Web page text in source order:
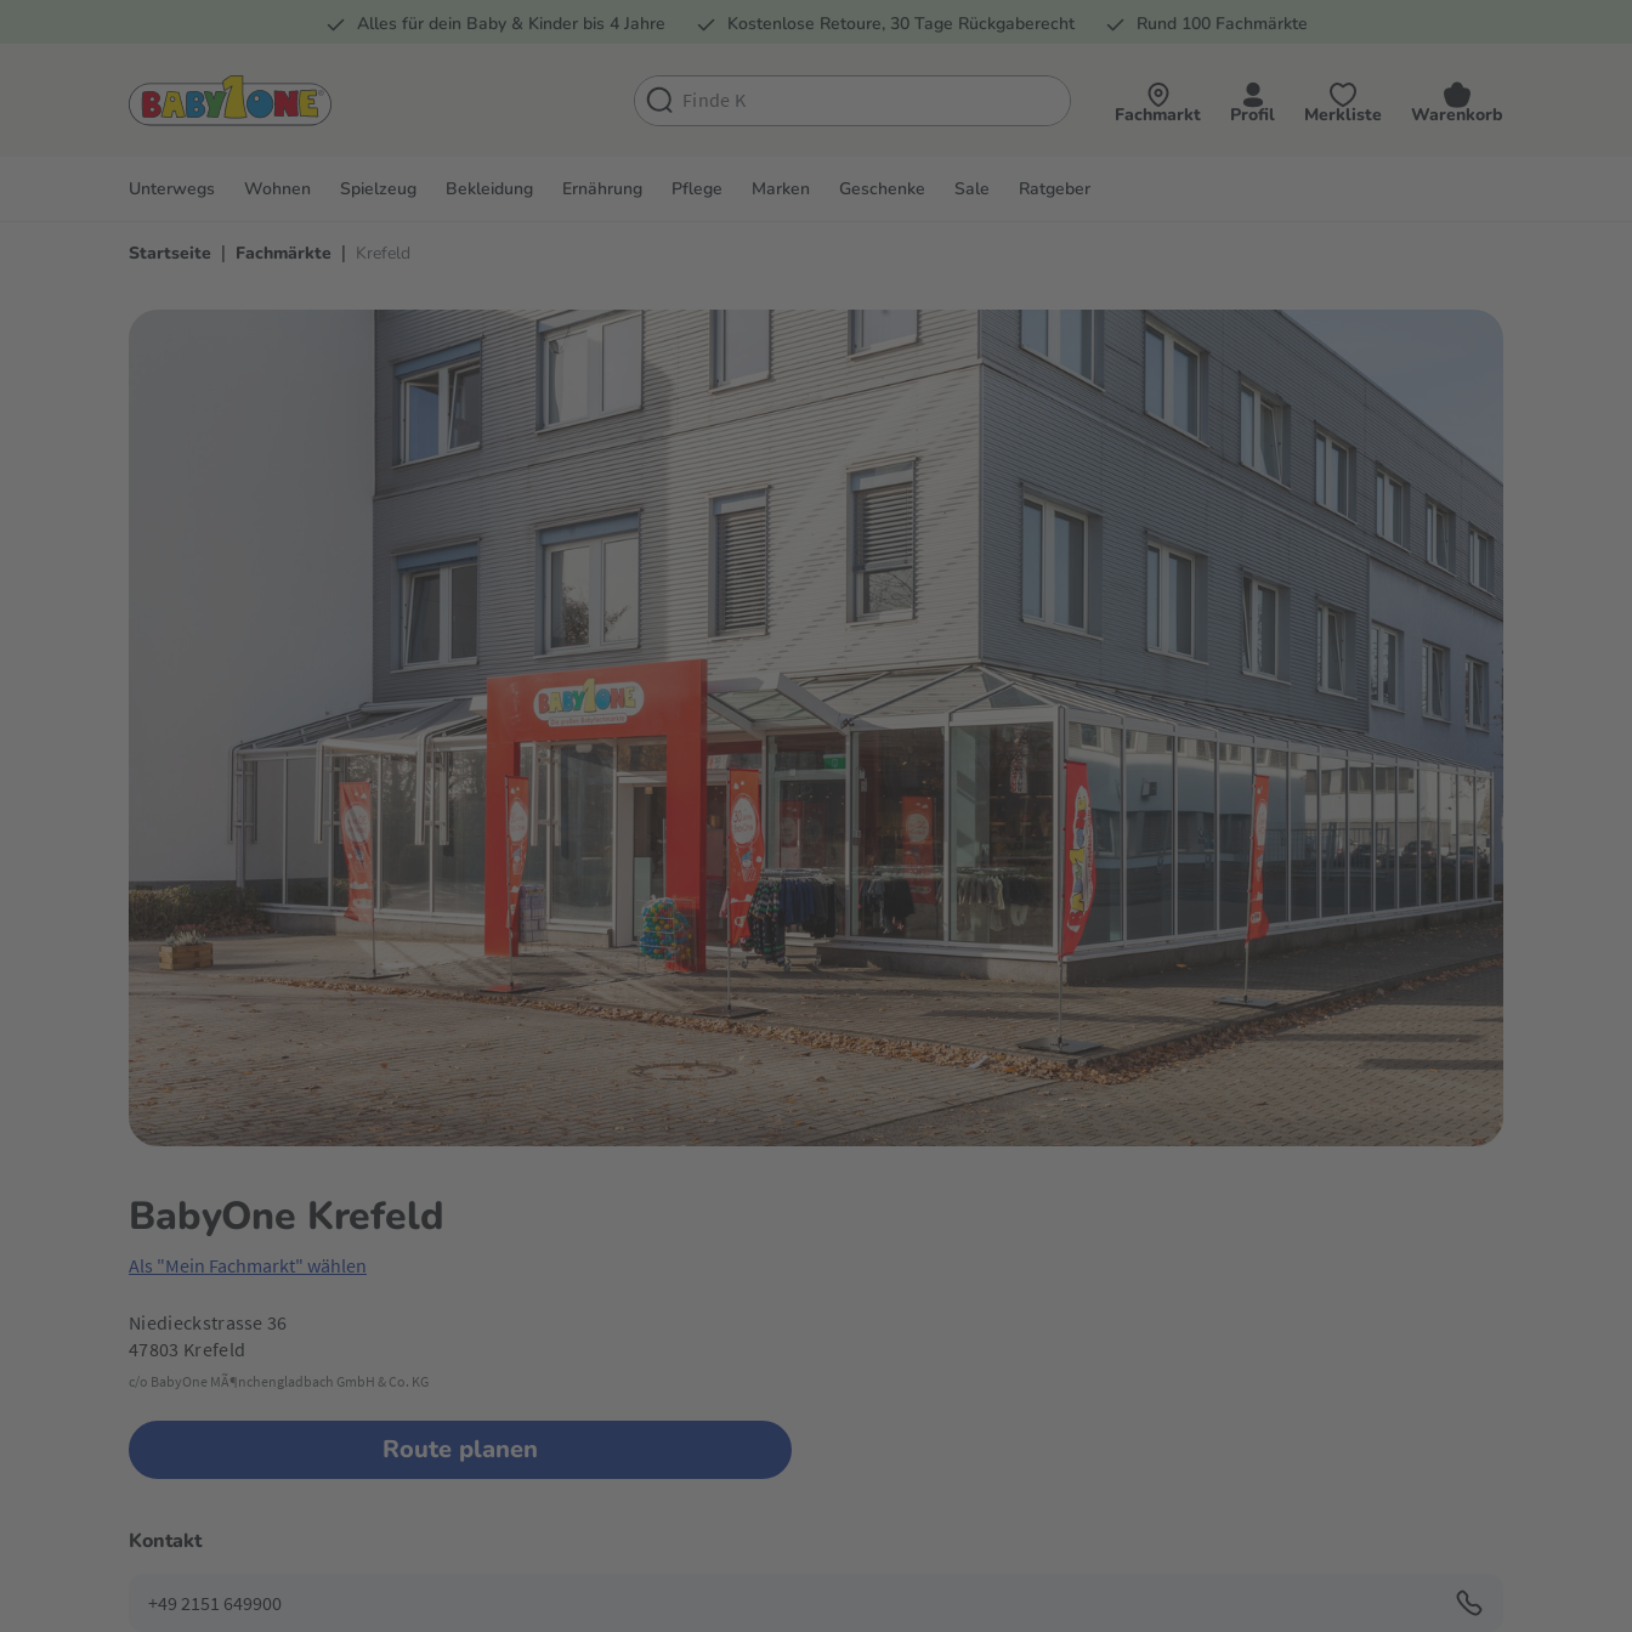
Alles für dein Baby & Kinder bis 4 Jahre Kostenlose Retoure, 30 Tage Rückgaberecht Rund 100 Fachmärkte
Fachmarkt Profil Merkliste Warenkorb
Unterwegs Wohnen Spielzeug Bekleidung Ernährung Pflege Marken Geschenke Sale Ratgeber
Startseite | Fachmärkte | Krefeld
BabyOne Krefeld
Als "Mein Fachmarkt" wählen
Niedieckstrasse 36
47803 Krefeld
c/o BabyOne MÃ¶nchengladbach GmbH & Co. KG
Route planen
Kontakt
+49 2151 649900